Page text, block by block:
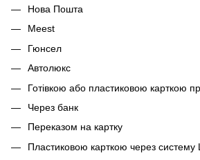
Нова Пошта
Meest
Гюнсел
Автолюкс
Готівкою або пластиковою карткою
Через банк
Переказом на картку
Пластиковою карткою через систему